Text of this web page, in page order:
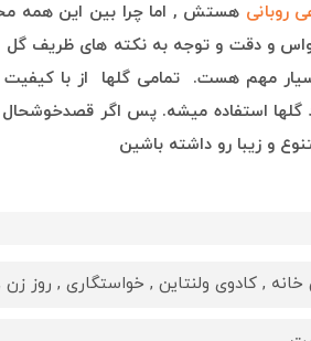
روبانی هستش , اما چرا بین این همه
و دقت و توجه به نکته های ظریف
بسیار مهم هست. تمامی گلها از با
گلها استفاده میشه. پس اگر
و زیبا رو داشته باشین
, کادوی ولنتاین , خواستگاری , روز زن